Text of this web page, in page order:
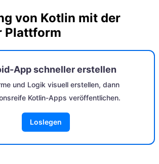
von Kotlin mit der
Plattform
App schneller erstellen
und Logik visuell erstellen, dann
Kotlin-Apps veröffentlichen.
Loslegen